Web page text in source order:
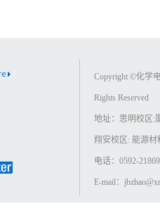
Copyright ©化学
Rights Reserved
地址：思明校区:
翔安校区: 能源
电话：0592-
E-mail：